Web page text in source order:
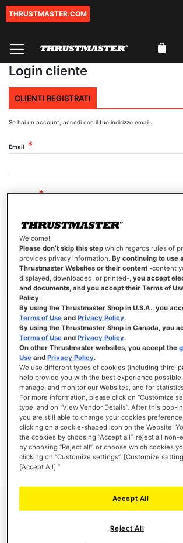
Salta
THRUSTMASTER.COM
Login cliente
CLIENTI REGISTRATI
Se hai un account, accedi con il tuo indirizzo email.
Email
Password
Mostra password
ACCEDI
Hai dimenticato la password?
NUOVI CLIENTI
La creazione di un account ha molti vantaggi: check-out
indirizzo, tenere traccia degli ordini e altro ancora.
CREA UN ACCOUNT
Welcome!
Please don’t skip this step which regards rules of
provides privacy information.By continuing to use
Thrustmaster Websites or their content -content
displayed, downloaded, or printed-,you accept
and documents, and you accept their Terms of
Policy.
By using the Thrustmaster Shop in U.S.A., you
Terms of Use andPrivacy Policy.
By using the Thrustmaster Shop in Canada, you
Terms of Use andPrivacy Policy.
On other Thrustmaster websites, you accept the
Use andPrivacy Policy.
We use different types of cookies (including third-
help provide you with the best experience
manage, and monitor our Websites, and for
For more information, please click on “Customize
type, and on “View Vendor Details”. After this pop-
you are still able to change your cookies
clicking on a cookie-shaped icon on the Website.
the cookies by choosing “Accept all”, reject all
by choosing “Reject all”, or choose which cookies
clicking on “Customize settings”. [Customize
[Accept All] ”
Reject All
Accept All